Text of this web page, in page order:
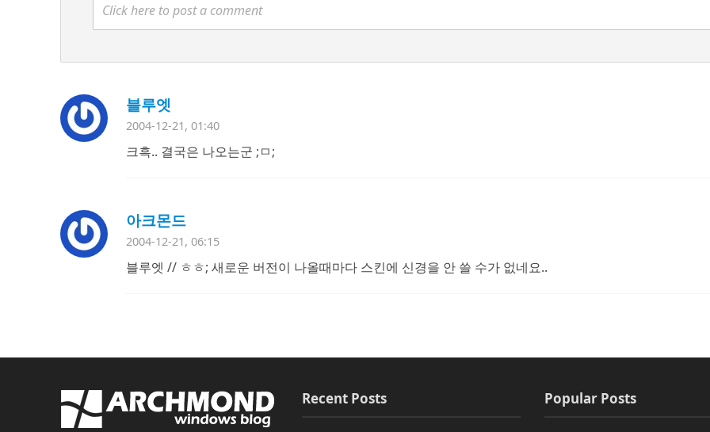
Click here to post a comment
블루엣
2004-12-21, 01:40
크흑.. 결국은 나오는군 ;ㅁ;
아크몬드
2004-12-21, 06:15
블루엣 // ㅎㅎ; 새로운 버전이 나올때마다 스킨에 신경을 안 쓸 수가 없네요..
Recent Posts Popular Posts